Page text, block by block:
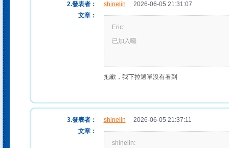
2.發表者： shinelin 2026-06-05 21:31:07
文章：
Eric:
已加入囉
抱歉，我下拉選單沒有看到
3.發表者： shinelin 2026-06-05 21:37:11
文章：
shinelin: